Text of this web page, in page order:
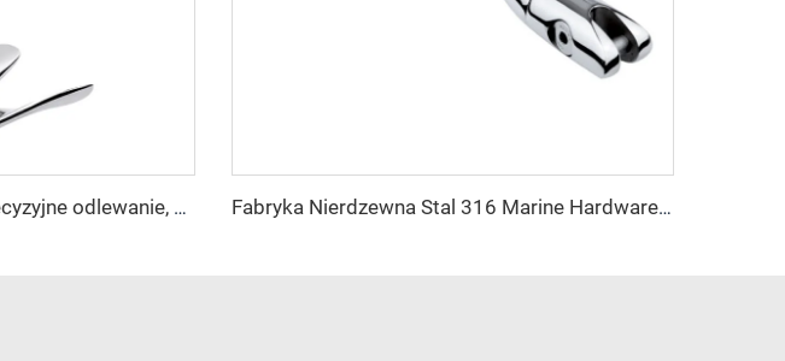
Stalowa kotwica Bruce, precyzyjne odlewanie, kotwica morska, wykończona matowym połyskiem, certyfikowana według ISO9001, produkcja fabryczna Fabryka Nierdzewna Stal 316 Marine Hardware Długie Ancora Obrotowy Połączenia Łódź Akcesoria Ancora Łańcuch Obrotowy Połączenie